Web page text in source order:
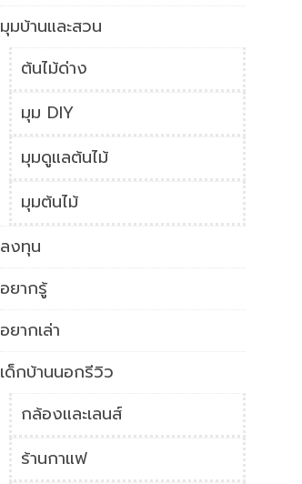
มุมบ้านและสวน
ต้นไม้ด่าง
มุม DIY
มุมดูแลต้นไม้
มุมต้นไม้
ลงทุน
อยากรู้
อยากเล่า
เด็กบ้านนอกรีวิว
กล้องและเลนส์
ร้านกาแฟ